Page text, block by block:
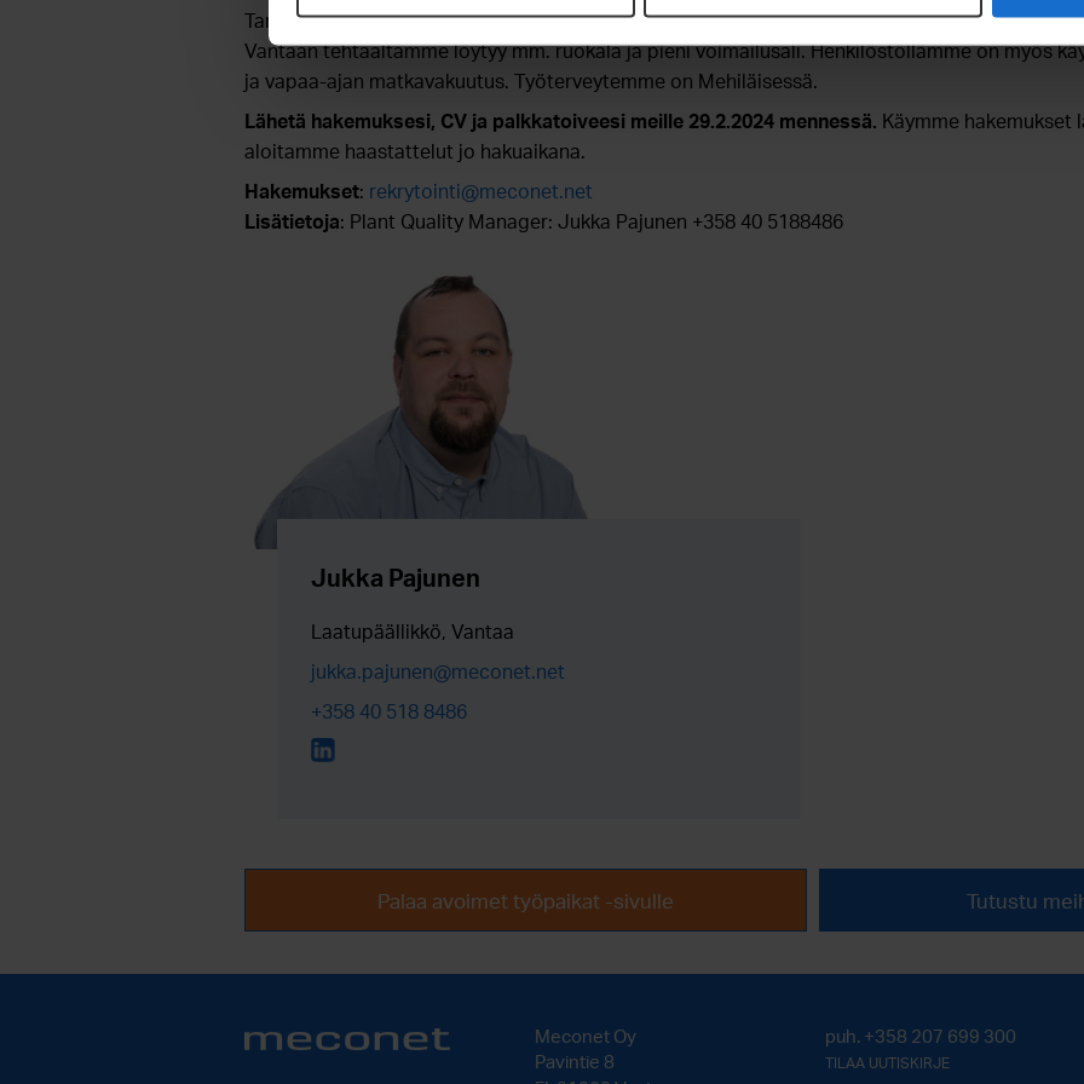
Tarjoamme henkilöstöllemme erilaisia henkilöstöetuja, jotka auttavat ja tukevat
Vantaan tehtaaltamme löytyy mm. ruokala ja pieni voimailusali. Henkilöstöllämme on myös
ja vapaa-ajan matkavakuutus. Työterveytemme on Mehiläisessä.
Lähetä hakemuksesi, CV ja palkkatoiveesi meille 29.2.2024 mennessä. Käymme hakemukset
aloitamme haastattelut jo hakuaikana.
Hakemukset: rekrytointi@meconet.net
Lisätietoja: Plant Quality Manager: Jukka Pajunen +358 40 5188486
Jukka Pajunen
Laatupäällikkö, Vantaa
jukka.pajunen@meconet.net
+358 40 518 8486
Palaa avoimet työpaikat -sivulle Tutustu
Meconet Oy
Pavintie 8
puh. +358 207 699 300
TILAA UUTISKIRJE